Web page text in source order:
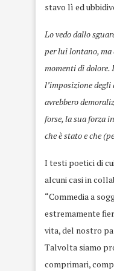
stavo lì ed
Lo vedo dallo
per lui lontano,
momenti di dolore.
l’imposizione
avrebbero
forse, la sua forza
che è stato e che
I testi poetici di
alcuni casi in
“Commedia a
estremamente
vita, del nostro
Talvolta siamo
comprimari,